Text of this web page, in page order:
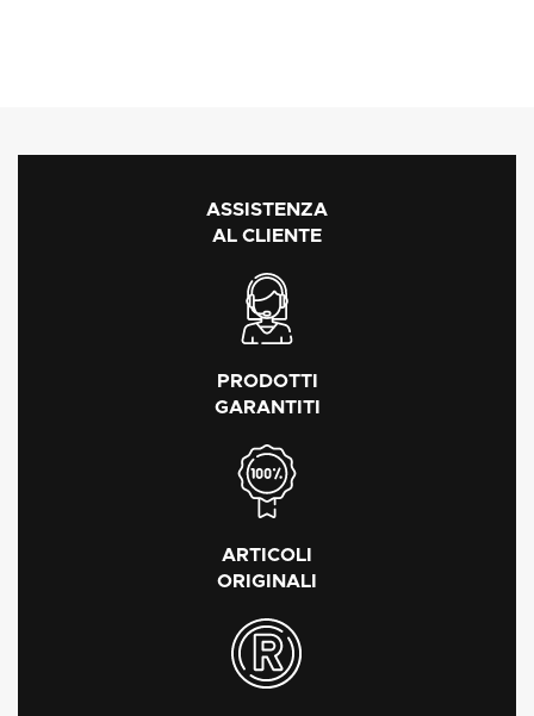
ASSISTENZA
AL CLIENTE
PRODOTTI
GARANTITI
ARTICOLI
ORIGINALI